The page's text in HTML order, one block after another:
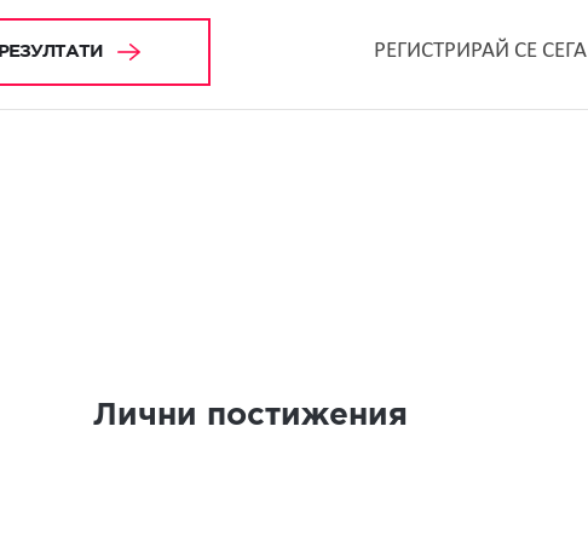
РЕЗУЛТАТИ РЕГИСТРИРАЙ СЕ СЕГА
Лични постижения